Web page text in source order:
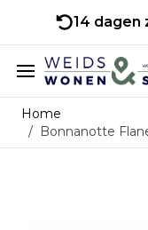
14 dagen
Ga naar de inhoud
Home
/ Bonnanotte